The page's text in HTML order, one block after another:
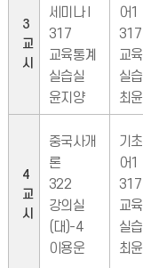
3
교
시
세미나 I
317
교육통계
실습실
윤지양
어1
317
교
실
최
4
교
시
중국사개
론
322
강의실
(대)-4
이용운
기
어1
317
교
실
최